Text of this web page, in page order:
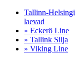
Tallinn-Helsingi
laevad
» Eckerö Line
» Tallink Silja
» Viking Line